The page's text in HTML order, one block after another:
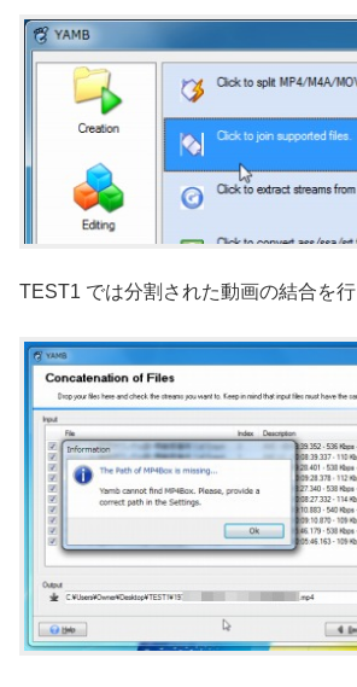
TEST1 では分割された動画の結合を行